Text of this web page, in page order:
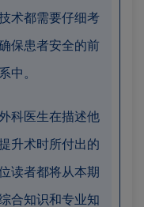
术都需要仔细考
保患者安全的前
中。
科医生在描述他
升术时所付出的
读者都将从本期
合知识和专业知